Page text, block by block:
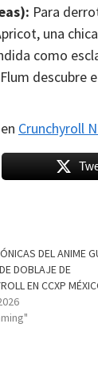
Para
una
como
descubre
Crunchyroll
DEL ANIME
DOBLAJE DE
EN CCXP